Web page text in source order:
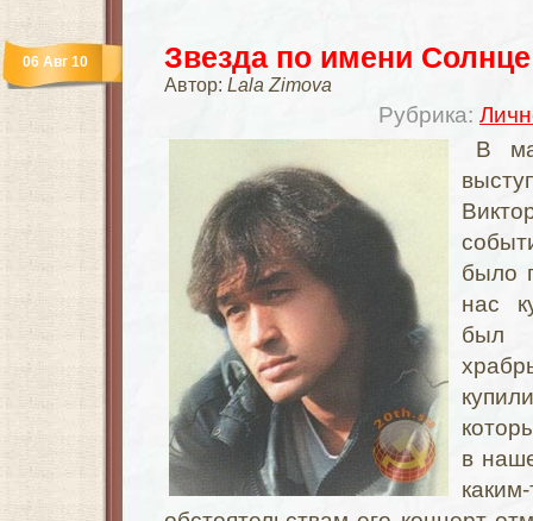
Звезда по имени Солнце
Автор: Lala Zimova
Рубрика:
06 Авг 10
В
было
нас
был
в